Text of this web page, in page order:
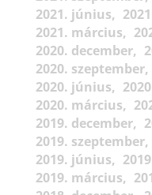
2021. június
2021. március
2020. december
2020. szeptember
2020. június
2020. március
2019. december
2019. szeptember
2019. június
2019. március